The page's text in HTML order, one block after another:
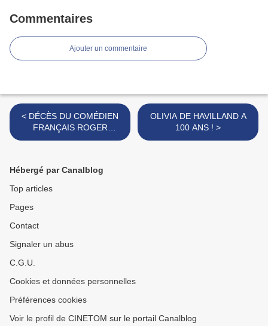
Commentaires
Ajouter un commentaire
< DÉCÈS DU COMÉDIEN
FRANÇAIS ROGER
DUMAS
OLIVIA DE HAVILLAND A
100 ANS ! >
Hébergé par Canalblog
Top articles
Pages
Contact
Signaler un abus
C.G.U.
Cookies et données personnelles
Préférences cookies
Voir le profil de CINETOM sur le portail Canalblog